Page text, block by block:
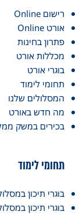
רישום Online
אורט Online
פתרון בחינות
מכללות אורט
בוגרי אורט
תחומי לימוד
המסלולים שלנו
מה חדש באורט
בכירים במשק
תחומי לימוד
בוגרי תיכון
בוגרי תיכון